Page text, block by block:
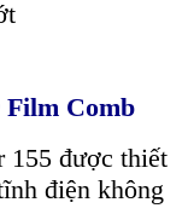
Film Comb
155 được thiết
điện không